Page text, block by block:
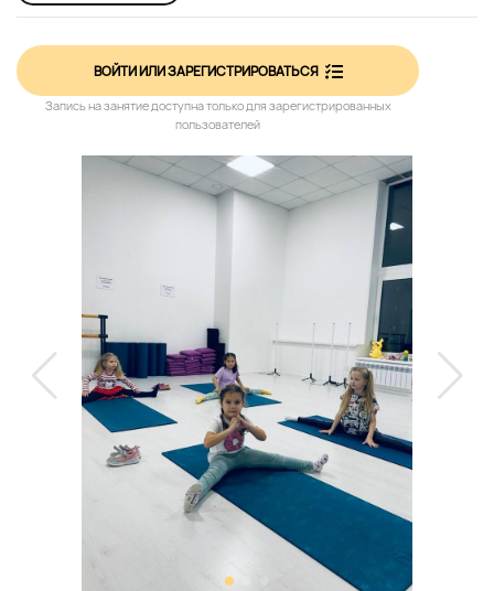
ВОЙТИ ИЛИ ЗАРЕГИСТРИРОВАТЬСЯ
Запись на занятие доступна только для зарегистрированных
пользователей